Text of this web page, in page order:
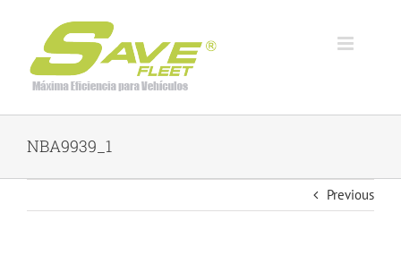
content
NBA9939_1
Previous